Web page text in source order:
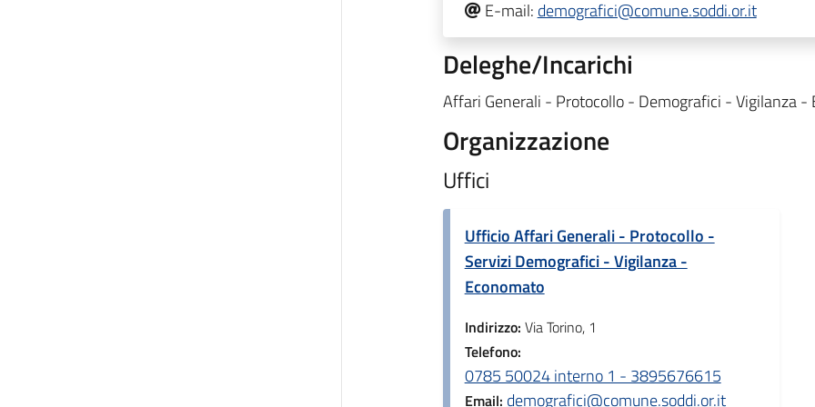
E-mail: demografici@comune.soddi.or.it
Deleghe/Incarichi
Affari Generali - Protocollo - Demografici - Vigilanza -
Organizzazione
Uffici
Ufficio Affari Generali - Protocollo -
Servizi Demografici - Vigilanza -
Economato
Indirizzo: Via Torino, 1
Telefono:
0785 50024 interno 1 - 3895676615
Email: demografici@comune.soddi.or.it